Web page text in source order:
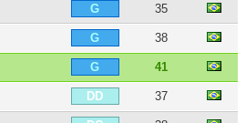
G 35
G 38
G 41
DD 37